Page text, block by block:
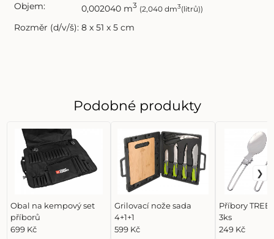
Objem:
0,002040 m3 (2,040 dm3(litrů))
Rozměr (d/v/š): 8 x 51 x 5 cm
Podobné produkty
Obal na kempový set
příborů
699 Kč
Grilovací nože sada
4+1+1
599 Kč
Příbory
3ks
249 Kč